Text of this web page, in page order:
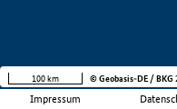
Impressum
100 km © Geobasis-DE / BKG